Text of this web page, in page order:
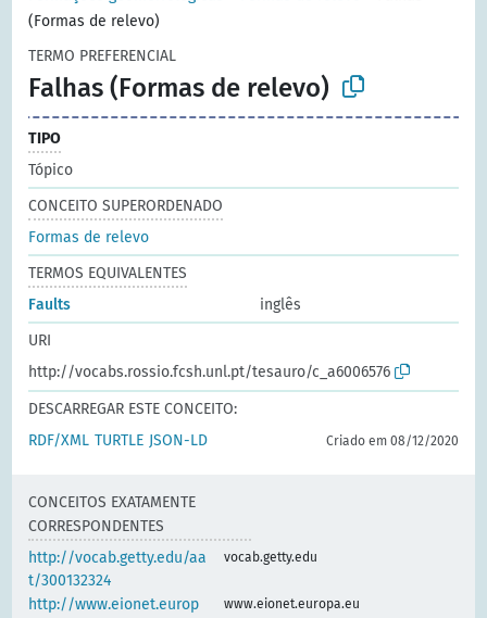
(Formas de relevo)
TERMO PREFERENCIAL
Falhas (Formas de relevo)
TIPO
Tópico
CONCEITO SUPERORDENADO
Formas de relevo
TERMOS EQUIVALENTES
Faults
inglês
URI
http://vocabs.rossio.fcsh.unl.pt/tesauro/c_a6006576
DESCARREGAR ESTE CONCEITO:
RDF/XML TURTLE JSON-LD Criado em 08/12/2020
CONCEITOS EXATAMENTE
CORRESPONDENTES
http://vocab.getty.edu/aa
t/300132324
vocab.getty.edu
http://www.eionet.europ
www.eionet.europa.eu